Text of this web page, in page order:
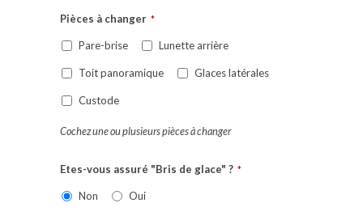
Pièces à changer *
Pare-brise Lunette arrière
Toit panoramique Glaces latérales
Custode
Cochez une ou plusieurs pièces à changer
Etes-vous assuré "Bris de glace" ? *
Non Oui